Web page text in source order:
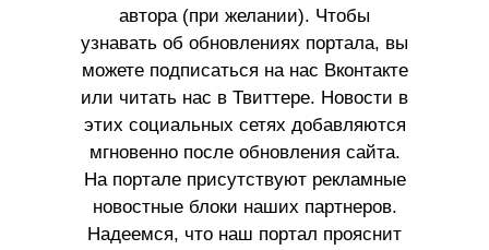
автора (при желании). Чтобы
узнавать об обновлениях портала, вы
можете подписаться на нас Вконтакте
или читать нас в Твиттере. Новости в
этих социальных сетях добавляются
мгновенно после обновления сайта.
На портале присутствуют рекламные
новостные блоки наших партнеров.
Надеемся, что наш портал прояснит